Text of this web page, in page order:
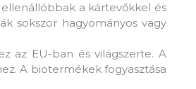
a kártevőkkel és
sokszor hagyományos vagy
az EU-ban és világszerte. A
A biotermékek fogyasztása